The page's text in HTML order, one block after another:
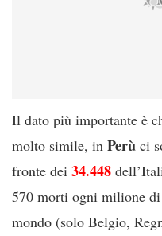
Il dato più importante è
molto simile, in Perù ci
fronte dei 34.448
570 morti ogni milione
mondo (solo Belgio,